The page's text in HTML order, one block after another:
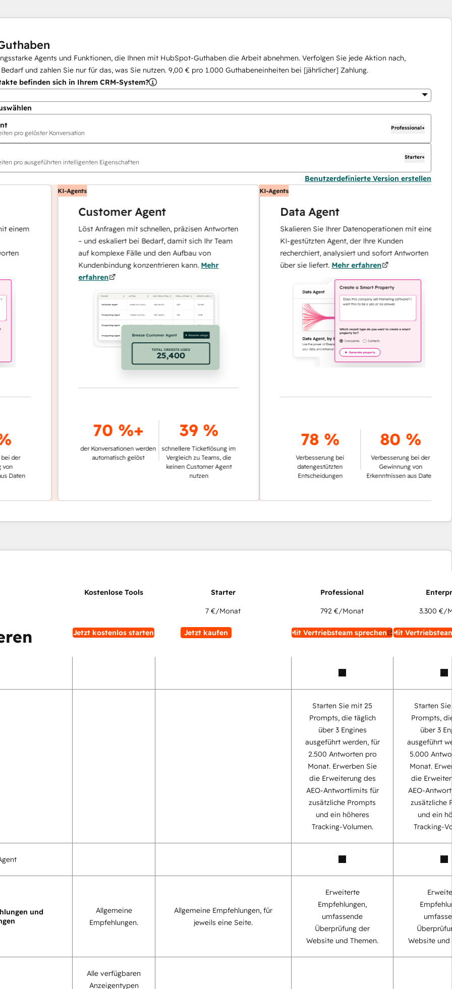
Agents und Funktionen, die Ihnen mit HubSpot-Guthaben die Arbeit abnehmen. Verfolgen Sie jede Aktion nach,
und zahlen Sie nur für das, was Sie nutzen. 9,00 € pro 1.000 Guthabeneinheiten bei [jährlicher] Zahlung.
befinden sich in Ihrem CRM-System?
pro gelöster Konversation
Professional+
pro ausgeführten intelligenten Eigenschaften
Starter+
Benutzerdefinierte Version erstellen
KI-Agents
Customer Agent
Löst Anfragen mit schnellen, präzisen Antworten
– und eskaliert bei Bedarf, damit sich Ihr Team
auf komplexe Fälle und den Aufbau von
Kundenbindung konzentrieren kann.Mehr
erfahren
70 %+
der Konversationen werden
automatisch gelöst
39 %
schnellere Ticketlösung im
Vergleich zu Teams, die
keinen Customer Agent
nutzen
KI-Agents
Data Agent
Skalieren Sie Ihrer Datenoperationen mit einem
KI-gestützten Agent, der Ihre Kunden
recherchiert, analysiert und sofort Antworten
über sie liefert.Mehr erfahren
78 %
Verbesserung bei
datengestützten
Entscheidungen
80 %
Verbesserung bei der
Gewinnung von
Erkenntnissen aus Daten
Jetzt kostenlos starten
7 €/Monat
Jetzt kaufen
792 €/Monat
Mit Vertriebsteam sprechen
3.300 €/
Mit
Starten Sie mit 25
Prompts, die täglich
über 3 Engines
ausgeführt werden, für
2.500 Antworten pro
Monat. Erwerben Sie
die Erweiterung des
AEO-Antwortlimits für
zusätzliche Prompts
und ein höheres
Tracking-Volumen.
Starten
Prompts,
über 3
ausgeführt
5.000
Monat.
die
AEO-
zusätzliche
und ein
Tracking-
und
Allgemeine
Empfehlungen.
Allgemeine Empfehlungen, für
jeweils eine Seite.
Erweiterte
Empfehlungen,
umfassende
Überprüfung der
Website und Themen.
Website und
Alle verfügbaren
Anzeigentypen